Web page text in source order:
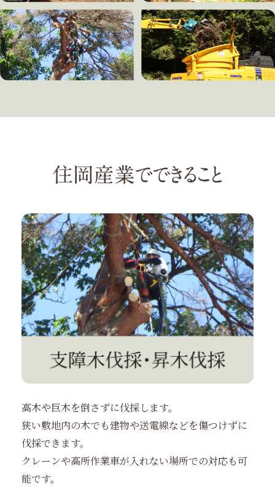
高木や巨木を倒さずに伐採します。
狭い敷地内の木でも建物や送電線などを傷つけずに
伐採できます。
クレーンや高所作業車が入れない場所での対応も可
能です。